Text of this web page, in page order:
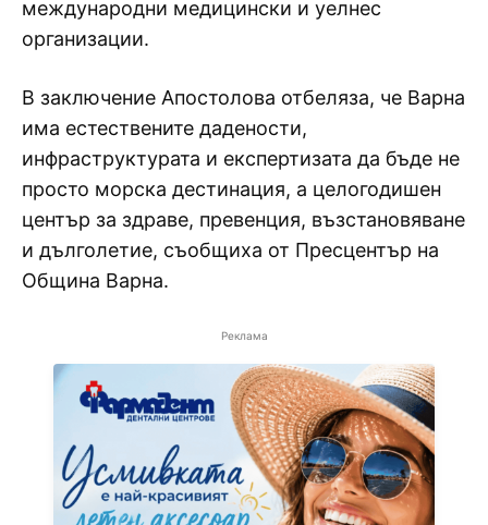
международни медицински и уелнес
организации.
В заключение Апостолова отбеляза, че Варна
има естествените дадености,
инфраструктурата и експертизата да бъде не
просто морска дестинация, а целогодишен
център за здраве, превенция, възстановяване
и дълголетие, съобщиха от Пресцентър на
Община Варна.
Реклама